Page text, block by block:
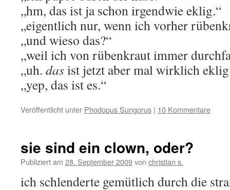
„hm, das ist ja schon irgendwie eklig.“
„eigentlich nur, wenn ich vorher
„und wieso das?“
„weil ich von rübenkraut immer
„uh. dasist jetzt aber mal wirklich
„yep, das ist es.“
Veröffentlicht unter Phodopus Sungorus | 10 Kommentare
sie sind ein clown, oder?
Publiziert am 28. September 2009von christian s.
ich schlenderte gemütlich durch die